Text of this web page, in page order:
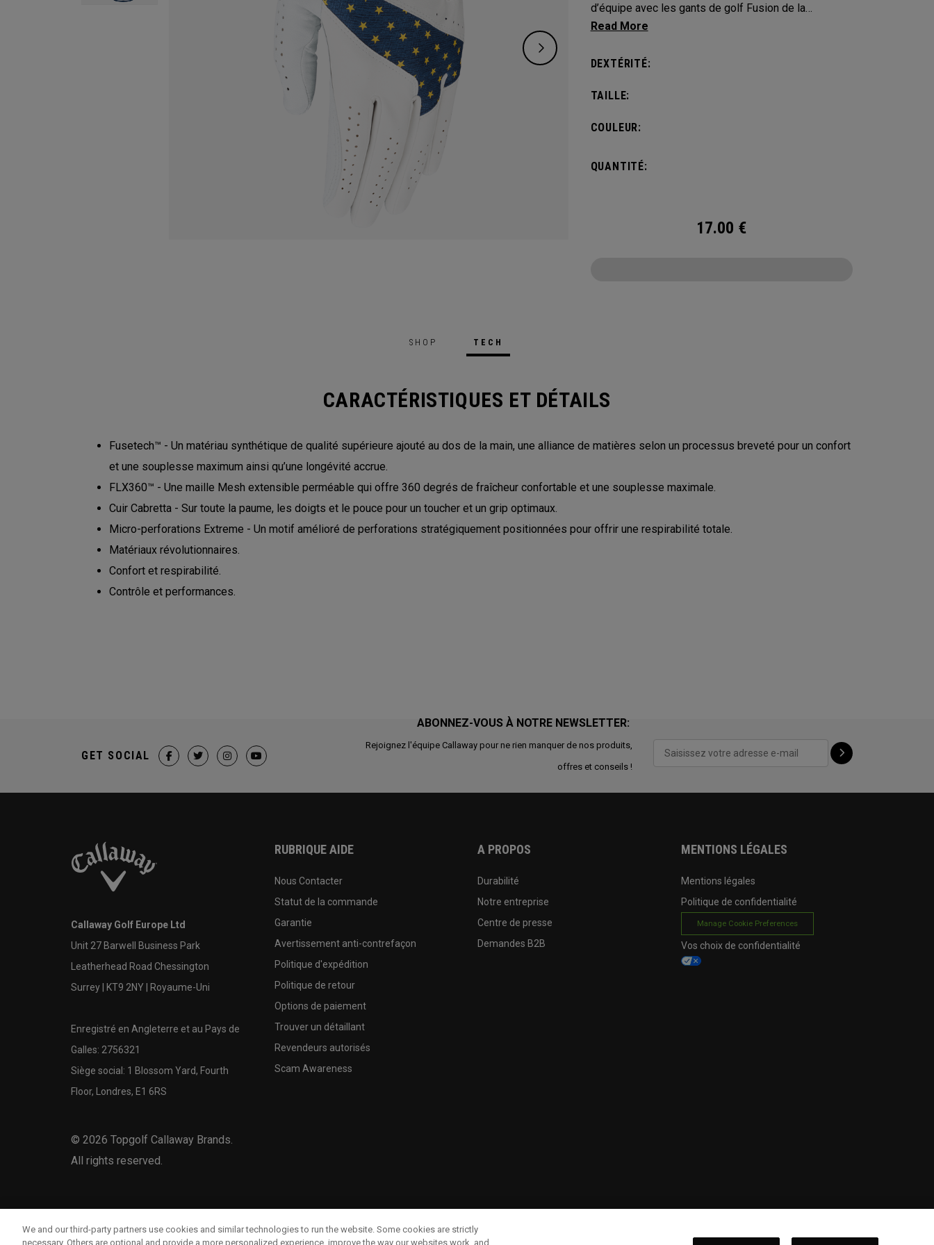
d’équipe avec les gants de golf Fusion de la
collection Team Europe.
DEXTÉRITÉ:
TAILLE:
COULEUR:
QUANTITÉ:
17.00 €
SHOP TECH
CARACTÉRISTIQUES ET DÉTAILS
Fusetech™ - Un matériau synthétique de qualité supérieure ajouté au dos de la main, une alliance de matières selon un processus breveté pour un confort
et une souplesse maximum ainsi qu’une longévité accrue.
FLX360™ - Une maille Mesh extensible perméable qui offre 360 degrés de fraîcheur confortable et une souplesse maximale.
Cuir Cabretta - Sur toute la paume, les doigts et le pouce pour un toucher et un grip optimaux.
Micro-perforations Extreme - Un motif amélioré de perforations stratégiquement positionnées pour offrir une respirabilité totale.
Matériaux révolutionnaires.
Confort et respirabilité.
Contrôle et performances.
ABONNEZ-VOUS À NOTRE NEWSLETTER:
Rejoignez l'équipe Callaway pour ne rien manquer de nos produits,
offres et conseils !
GET SOCIAL
Callaway Golf Europe Ltd
Unit 27 Barwell Business Park
Leatherhead Road Chessington
Surrey | KT9 2NY | Royaume-Uni
Enregistré en Angleterre et au Pays de
Galles: 2756321
Siège social: 1 Blossom Yard, Fourth
Floor, Londres, E1 6RS
© 2026 Topgolf Callaway Brands.
All rights reserved.
RUBRIQUE AIDE
Nous Contacter
Statut de la commande
Garantie
Avertissement anti-contrefaçon
Politique d'expédition
Politique de retour
Options de paiement
Trouver un détaillant
Revendeurs autorisés
Scam Awareness
A PROPOS
Durabilité
Notre entreprise
Centre de presse
Demandes B2B
MENTIONS LÉGALES
Mentions légales
Politique de confidentialité
Manage Cookie Preferences
Vos choix de confidentialité
We and our third-party partners use cookies and similar technologies to run the website. Some cookies are strictly
necessary. Others are optional and provide a more personalized experience, improve the way our websites work, and